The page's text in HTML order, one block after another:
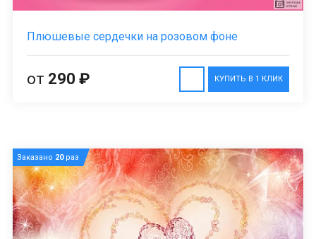
Плюшевые сердечки на розовом фоне
КУПИТЬ В 1 КЛИК
от 290 ₽
Заказано 20раз